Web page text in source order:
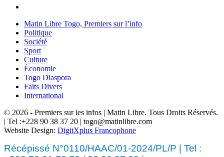
Matin Libre Togo, Premiers sur l’info
Politique
Société
Sport
Culture
Économie
Togo Diaspora
Faits Divers
International
© 2026 - Premiers sur les infos | Matin Libre. Tous Droits Réservés.
| Tel :+228 90 38 37 20 | togo@matinlibre.com
Website Design: DigitXplus Francophone
Récépissé N°0110/HAAC/01-2024/PL/P | Tel :